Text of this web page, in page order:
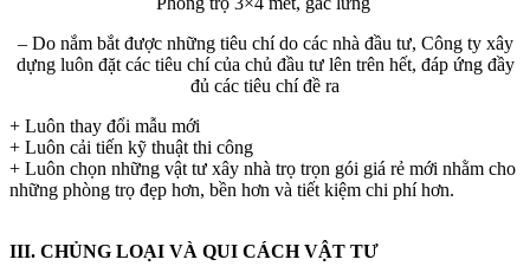
– Do nắm bắt được những tiêu chí do các nhà đầu tư, Công ty xây
dựng luôn đặt các tiêu chí của chủ đầu tư lên trên hết, đáp ứng đầy
đủ các tiêu chí đề ra
+ Luôn thay đổi mẫu mới
+ Luôn cải tiến kỹ thuật thi công
+ Luôn chọn những vật tư xây nhà trọ trọn gói giá rẻ mới nhằm cho
những phòng trọ đẹp hơn, bền hơn và tiết kiệm chi phí hơn.
III. CHỦNG LOẠI VÀ QUI CÁCH VẬT TƯ